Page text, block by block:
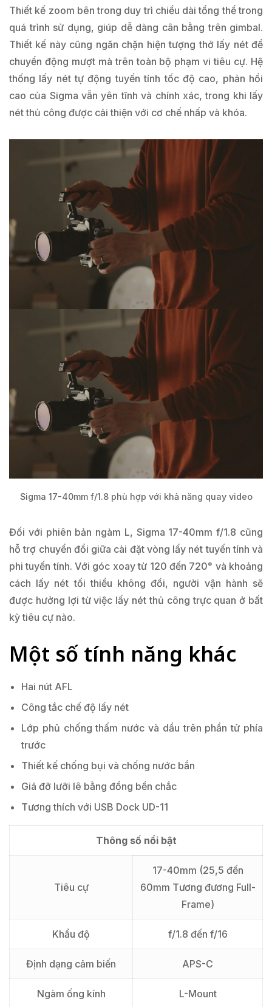
Thiết kế zoom bên trong duy trì chiều dài tổng thể trong
quá trình sử dụng, giúp dễ dàng cân bằng trên gimbal.
Thiết kế này cũng ngăn chặn hiện tượng thở lấy nét để
chuyển động mượt mà trên toàn bộ phạm vi tiêu cự. Hệ
thống lấy nét tự động tuyến tính tốc độ cao, phản hồi
cao của Sigma vẫn yên tĩnh và chính xác, trong khi lấy
nét thủ công được cải thiện với cơ chế nhấp và khóa.
Sigma 17-40mm f/1.8 phù hợp với khả năng quay video
Đối với phiên bản ngàm L, Sigma 17-40mm f/1.8 cũng
hỗ trợ chuyển đổi giữa cài đặt vòng lấy nét tuyến tính và
phi tuyến tính. Với góc xoay từ 120 đến 720° và khoảng
cách lấy nét tối thiểu không đổi, người vận hành sẽ
được hưởng lợi từ việc lấy nét thủ công trực quan ở bất
kỳ tiêu cự nào.
Một số tính năng khác
Hai nút AFL
Công tắc chế độ lấy nét
Lớp phủ chống thấm nước và dầu trên phần tử phía
trước
Thiết kế chống bụi và chống nước bắn
Giá đỡ lưỡi lê bằng đồng bền chắc
Tương thích với USB Dock UD-11
Thông số nổi bật
Tiêu cự
17-40mm (25,5 đến
60mm Tương đương Full-
Frame)
Khẩu độ f/1.8 đến f/16
Định dạng cảm biến APS-C
Ngàm ống kính L-Mount